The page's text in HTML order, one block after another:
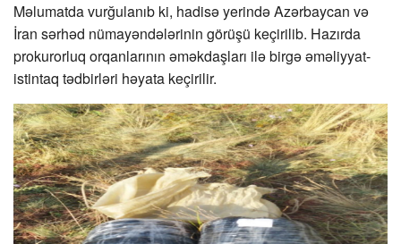
Məlumatda vurğulanıb ki, hadisə yerində Azərbaycan və
İran sərhəd nümayəndələrinin görüşü keçirilib. Hazırda
prokurorluq orqanlarının əməkdaşları ilə birgə əməliyyat-
istintaq tədbirləri həyata keçirilir.